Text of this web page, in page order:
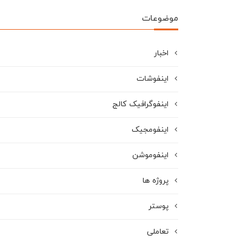
موضوعات
اخبار
اینفوشات
اینفوگرافیک کالج
اینفومجیک
اینفوموشن
پروژه ها
پوستر
تعاملی